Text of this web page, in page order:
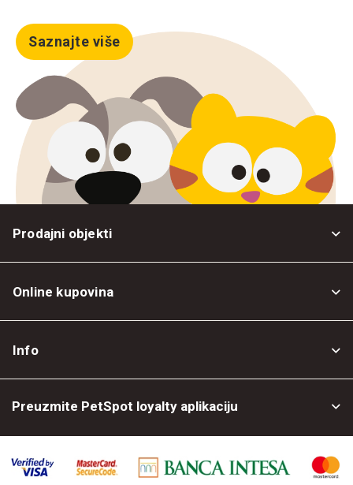
Saznajte više
Prodajni objekti
Online kupovina
Info
Preuzmite PetSpot loyalty aplikaciju